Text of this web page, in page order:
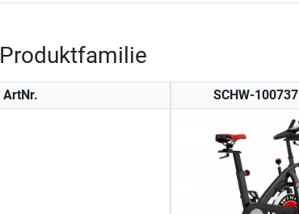
Produktfamilie
ArtNr. SCHW-100737